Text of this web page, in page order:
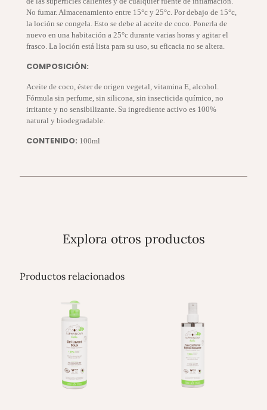
No fumar. Almacenamiento entre 15°c y 25°c. Por debajo de 15°c,
la loción se congela. Esto se debe al aceite de coco. Ponerla de
nuevo en una habitación a 25°c durante varias horas y agitar el
frasco. La loción está lista para su uso, su eficacia no se altera.
COMPOSICIÓN:
Aceite de coco, éster de origen vegetal, vitamina E, alcohol.
Fórmula sin perfume, sin silicona, sin insecticida químico, no
irritante y no sensibilizante. Su ingrediente activo es 100%
natural y biodegradable.
CONTENIDO: 100ml
Explora otros productos
Productos relacionados